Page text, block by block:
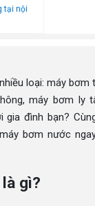
tại nội
loại: máy bơm
máy bơm ly
gia đình bạn?
bơm nước
gì?